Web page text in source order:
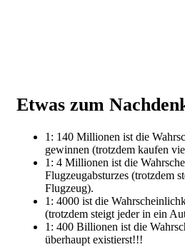
Etwas zum
1: 140 Millionen ist die
gewinnen (trotzdem kaufen
1: 4 Millionen ist die
Flugzeugabsturzes (trotzdem
Flugzeug).
1: 4000 ist die
(trotzdem steigt jeder in ein
1: 400 Billionen ist die
überhaupt existierst!!!